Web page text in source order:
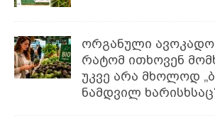
ორგანული
რატომ ითხოვენ
უკვე არა მხოლოდ
ნამდვილ